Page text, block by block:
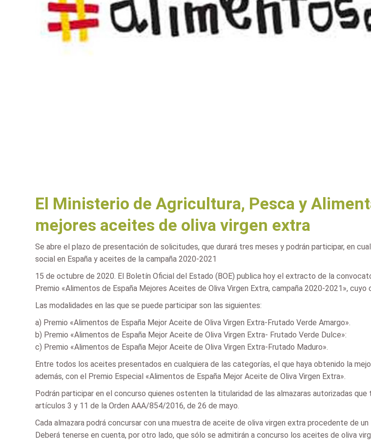
El Ministerio de Agricultura, Pesca y
mejores aceites de oliva virgen extra
Se abre el plazo de presentación de solicitudes, que durará tres meses y podrán participar, en
social en España y aceites de la campaña 2020-2021
15 de octubre de 2020. El Boletín Oficial del Estado (BOE) publica hoy el extracto de la
Premio «Alimentos de España Mejores Aceites de Oliva Virgen Extra, campaña 2020-2021»,
Las modalidades en las que se puede participar son las siguientes:
a) Premio «Alimentos de España Mejor Aceite de Oliva Virgen Extra-Frutado Verde Amargo».
b) Premio «Alimentos de España Mejor Aceite de Oliva Virgen Extra- Frutado Verde Dulce»:
c) Premio «Alimentos de España Mejor Aceite de Oliva Virgen Extra-Frutado Maduro».
Entre todos los aceites presentados en cualquiera de las categorías, el que haya obtenido la
además, con el Premio Especial «Alimentos de España Mejor Aceite de Oliva Virgen Extra».
Podrán participar en el concurso quienes ostenten la titularidad de las almazaras autorizadas
artículos 3 y 11 de la Orden AAA/854/2016, de 26 de mayo.
Cada almazara podrá concursar con una muestra de aceite de oliva virgen extra procedente de
Deberá tenerse en cuenta, por otro lado, que sólo se admitirán a concurso los aceites de oliva